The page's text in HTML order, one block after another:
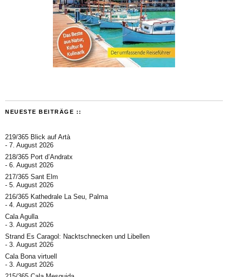
NEUESTE BEITRÄGE ::
219/365 Blick auf Artà
7. August 2026
218/365 Port d’Andratx
6. August 2026
217/365 Sant Elm
5. August 2026
216/365 Kathedrale La Seu, Palma
4. August 2026
Cala Agulla
3. August 2026
Strand Es Caragol: Nacktschnecken und Libellen
3. August 2026
Cala Bona virtuell
3. August 2026